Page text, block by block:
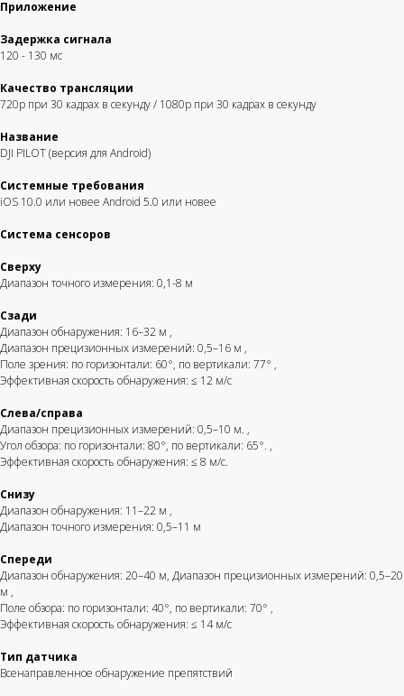
Приложение
Задержка сигнала
120 - 130 мс
Качество трансляции
720p при 30 кадрах в секунду / 1080p при 30 кадрах в секунду
Название
DJI PILOT (версия для Android)
Системные требования
iOS 10.0 или новее Android 5.0 или новее
Система сенсоров
Сверху
Диапазон точного измерения: 0,1-8 м
Сзади
Диапазон обнаружения: 16–32 м ,
Диапазон прецизионных измерений: 0,5–16 м ,
Поле зрения: по горизонтали: 60°, по вертикали: 77° ,
Эффективная скорость обнаружения: ≤ 12 м/с
Слева/справа
Диапазон прецизионных измерений: 0,5–10 м. ,
Угол обзора: по горизонтали: 80°, по вертикали: 65°. ,
Эффективная скорость обнаружения: ≤ 8 м/с.
Снизу
Диапазон обнаружения: 11–22 м ,
Диапазон точного измерения: 0,5–11 м
Спереди
Диапазон обнаружения: 20–40 м, Диапазон прецизионных измерений: 0,5–20
м ,
Поле обзора: по горизонтали: 40°, по вертикали: 70° ,
Эффективная скорость обнаружения: ≤ 14 м/с
Тип датчика
Всенаправленное обнаружение препятствий
цены
Предложим Вам
Отправляем в день
организациями, включая тех, кто работает с НДС.
Получить КП
в тендерах
Оптовые поставки
Заказать оптом